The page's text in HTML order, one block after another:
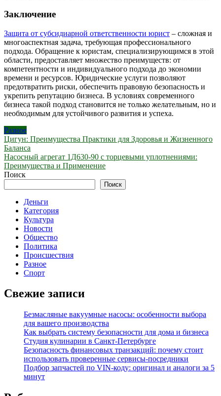
Заключение
Защита от субсидиарной ответственности юрист – сложная и
многоаспектная задача, требующая профессионального
подхода. Обращение к юристам, специализирующимся в этой
области, предоставляет множество преимуществ: от
компетентности и индивидуального подхода до экономии
времени и ресурсов. Юридические услуги позволяют
предотвратить риски, обеспечить правовую безопасность и
укрепить репутацию бизнеса. В условиях современного
бизнеса такой подход становится не только желательным, но и
необходимым для устойчивого развития и успеха.
Разное
Навигация
по
записям
Цигун: Преимущества Практики для Здоровья и Жизненного
Баланса
Насосный агрегат 1Д630-90 с торцевыми уплотнениями:
Преимущества и Применение
Поиск
Поиск
Деньги
Категория
Культура
Новости
Общество
Политика
Происшествия
Разное
Спорт
Свежие записи
Безмасляные вакуумные насосы: особенности выбора
для вашего производства
Как выбрать систему безопасности для дома и бизнеса
Студия кулинарии в Санкт-Петербурге
Безопасность финансовых транзакций: почему стоит
использовать проверенные сервисы-посредники
Подбор запчастей по VIN-коду: оригинал и аналоги за 5
минут